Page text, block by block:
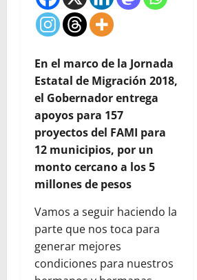
En el marco de la Jornada
Estatal de Migración 2018,
el Gobernador entrega
apoyos para 157
proyectos del FAMI para
12 municipios, por un
monto cercano a los 5
millones de pesos
Vamos a seguir haciendo la
parte que nos toca para
generar mejores
condiciones para nuestros